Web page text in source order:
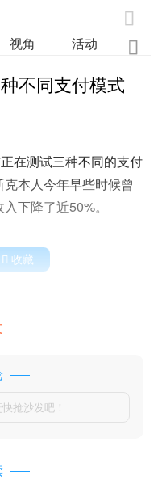

视角 活动 业

不同支付模式
在测试三种不同的支付
本人今年早些时候曾
下降了近50%。
 收藏
抢沙发吧！